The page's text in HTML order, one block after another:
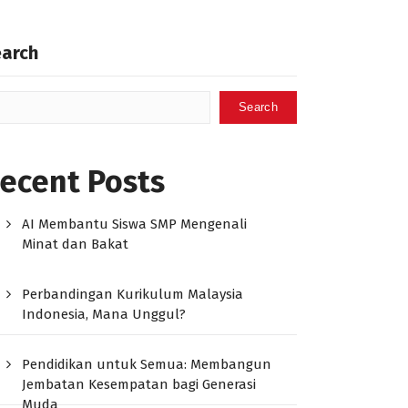
Search
Posts
AI Membantu Siswa SMP Mengenali
Minat dan Bakat
Perbandingan Kurikulum Malaysia
Indonesia, Mana Unggul?
Pendidikan untuk Semua: Membangun
Jembatan Kesempatan bagi Generasi
Muda